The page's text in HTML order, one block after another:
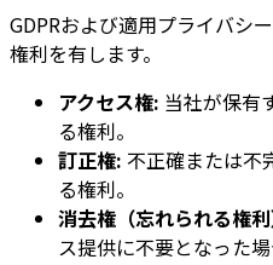
GDPRおよび適用プライバシ
権利を有します。
アクセス権: 当社が保有
る権利。
訂正権: 不正確または不
る権利。
消去権（忘れられる権
ス提供に不要となった